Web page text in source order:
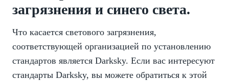
загрязнения и синего света.
Что касается светового загрязнения,
соответствующей организацией по установлению
стандартов является Darksky. Если вас интересуют
стандарты Darksky, вы можете обратиться к этой